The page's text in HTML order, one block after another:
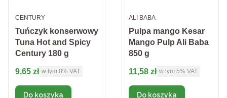
Tuńczyk konserwowy
Tuna Hot and Spicy
Century 180 g
PRODUCENT
CENTURY
Cena brutto
9,65 zł w tym %s VAT
w tym 8% VAT
Do koszyka
Pulpa mango Kesar
Mango Pulp Ali Baba
850 g
PRODUCENT
ALI BABA
Cena brutto
11,58 zł w tym %s VAT
w tym 5% VAT
Do koszyka